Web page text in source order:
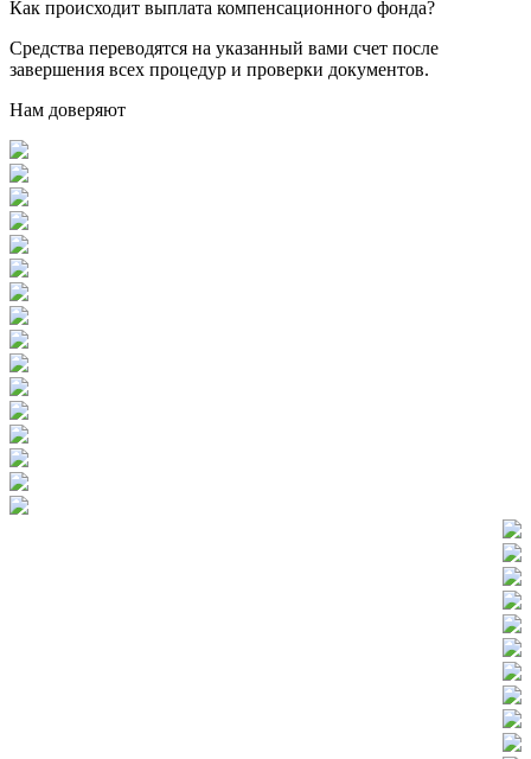
Как происходит выплата компенсационного фонда?
Средства переводятся на указанный вами счет после
завершения всех процедур и проверки документов.
Нам доверяют